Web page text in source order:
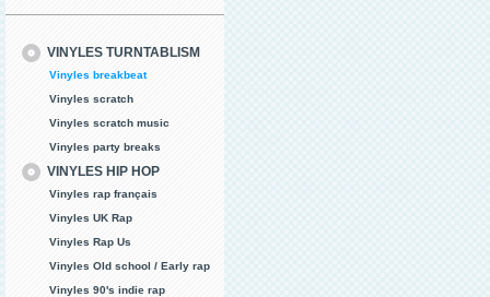
VINYLES TURNTABLISM
Vinyles breakbeat
Vinyles scratch
Vinyles scratch music
Vinyles party breaks
VINYLES HIP HOP
Vinyles rap français
Vinyles UK Rap
Vinyles Rap Us
Vinyles Old school / Early rap
Vinyles 90's indie rap